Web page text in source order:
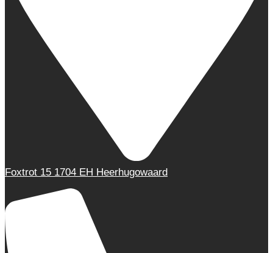
Foxtrot 15 1704 EH Heerhugowaard